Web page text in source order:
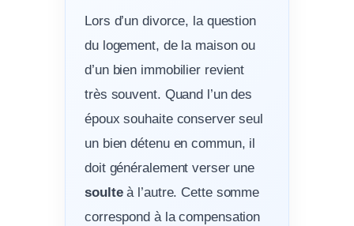
Lors d’un divorce, la question
du logement, de la maison ou
d’un bien immobilier revient
très souvent. Quand l’un des
époux souhaite conserver seul
un bien détenu en commun, il
doit généralement verser une
soulteà l’autre. Cette somme
correspond à la compensation